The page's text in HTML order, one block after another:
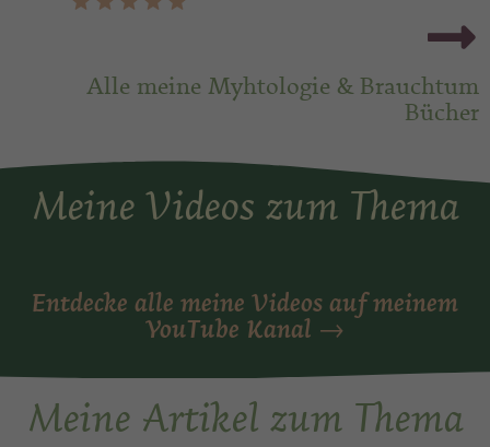
Alle meine Myhtologie & Brauchtum
Bücher
Meine Videos zum Thema
Entdecke alle meine Videos auf meinem
YouTube Kanal →
Meine Artikel zum Thema